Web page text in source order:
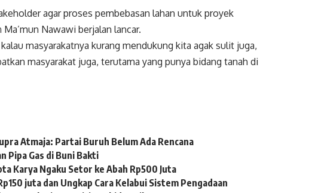
agar proses pembebasan lahan untuk proyek
Nawawi berjalan lancar.
masyarakatnya kurang mendukung kita agak sulit juga,
masyarakat juga, terutama yang punya bidang tanah di
Atmaja: Partai Buruh Belum Ada Rencana
Pipa Gas di Buni Bakti
Karya Ngaku Setor ke Abah Rp500 Juta
juta dan Ungkap Cara Kelabui Sistem Pengadaan